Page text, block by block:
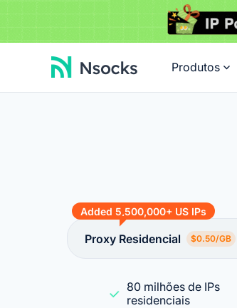
Produtos
Added 5,500,000+ US IPs
Proxy Residencial $0.50/GB
80 milhões de IPs
residenciais